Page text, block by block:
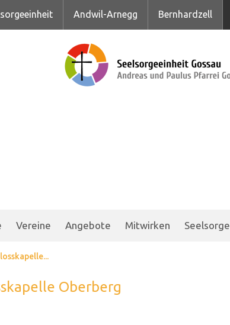
Andwil-Arnegg Bernhardzell
Vereine Angebote Mitwirken Seelsorge
Oberberg